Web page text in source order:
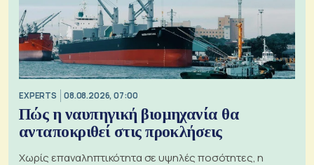
EXPERTS 08.08.2026, 07:00
Πώς η ναυπηγική βιομηχανία θα
ανταποκριθεί στις προκλήσεις
Χωρίς επαναληπτικότητα σε υψηλές ποσότητες, η